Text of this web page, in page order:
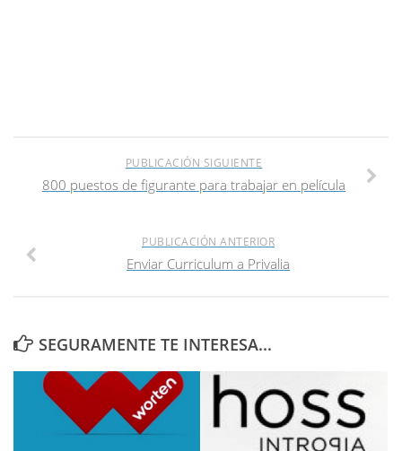
PUBLICACIÓN SIGUIENTE
800 puestos de figurante para trabajar en película
PUBLICACIÓN ANTERIOR
Enviar Curriculum a Privalia
SEGURAMENTE TE INTERESA...